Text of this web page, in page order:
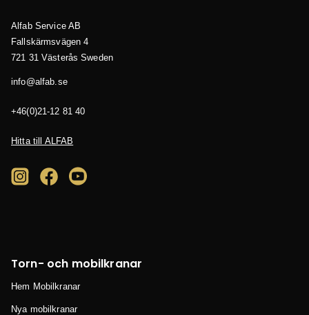
Alfab Service AB
Fallskärmsvägen 4
721 31 Västerås Sweden
es.bafla@ofni
04 18 21-12(0)64+
Hitta till ALFAB
Torn- och mobilkranar
Hem Mobilkranar
Nya mobilkranar